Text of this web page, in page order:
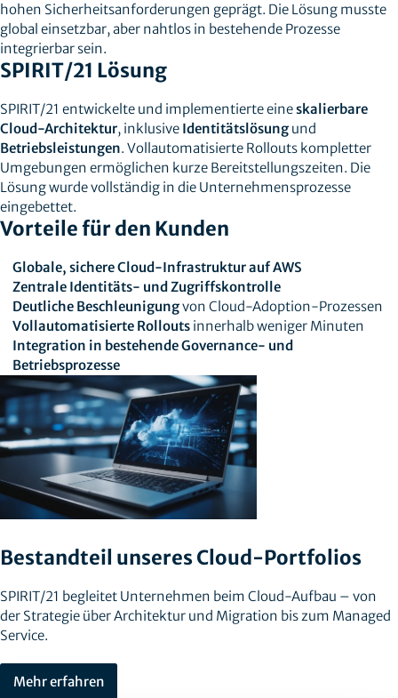
hohen Sicherheitsanforderungen geprägt. Die Lösung musste
global einsetzbar, aber nahtlos in bestehende Prozesse
integrierbar sein.
SPIRIT/21 Lösung
SPIRIT/21 entwickelte und implementierte eineskalierbare
Cloud-Architektur, inklusive Identitätslösung und
Betriebsleistungen. Vollautomatisierte Rollouts kompletter
Umgebungen ermöglichen kurze Bereitstellungszeiten. Die
Lösung wurde vollständig in die Unternehmensprozesse
eingebettet.
Vorteile für den Kunden
Globale, sichere Cloud-Infrastruktur auf AWS
Zentrale Identitäts- und Zugriffskontrolle
Deutliche Beschleunigungvon Cloud-Adoption-Prozessen
Vollautomatisierte Rolloutsinnerhalb weniger Minuten
Integration in bestehende Governance- und
Betriebsprozesse
Bestandteil unseres Cloud-Portfolios
SPIRIT/21 begleitet Unternehmen beim Cloud-Aufbau – von
der Strategie über Architektur und Migration bis zum Managed
Service.
Mehr erfahren